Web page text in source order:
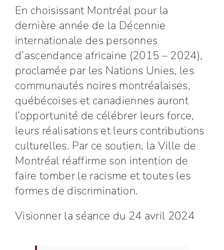
En choisissant Montréal pour la
dernière année de la Décennie
internationale des personnes
d’ascendance africaine (2015 – 2024),
proclamée par les Nations Unies, les
communautés noires montréalaises,
québécoises et canadiennes auront
l’opportunité de célébrer leurs force,
leurs réalisations et leurs contributions
culturelles. Par ce soutien, la Ville de
Montréal réaffirme son intention de
faire tomber le racisme et toutes les
formes de discrimination.
Visionner la séance du 24 avril 2024